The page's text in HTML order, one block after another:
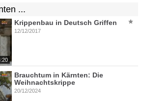
...
Krippenbau in Deutsch Griffen
12/12/2017
Brauchtum in Kärnten: Die
Weihnachtskrippe
20/12/2024